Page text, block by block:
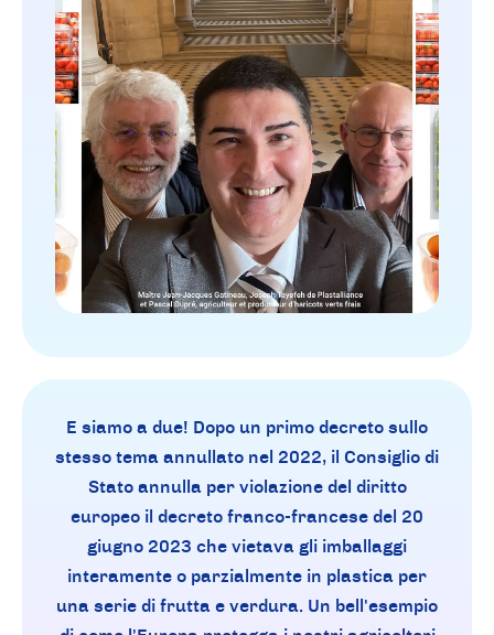
E siamo a due! Dopo un primo decreto sullo
stesso tema annullato nel 2022, il Consiglio di
Stato annulla per violazione del diritto
europeo il decreto franco-francese del 20
giugno 2023 che vietava gli imballaggi
interamente o parzialmente in plastica per
una serie di frutta e verdura. Un bell'esempio